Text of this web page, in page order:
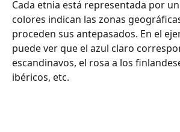
Cada etnia está representada por
colores indican las zonas
proceden sus antepasados. En el
puede ver que el azul claro
escandinavos, el rosa a los
ibéricos, etc.